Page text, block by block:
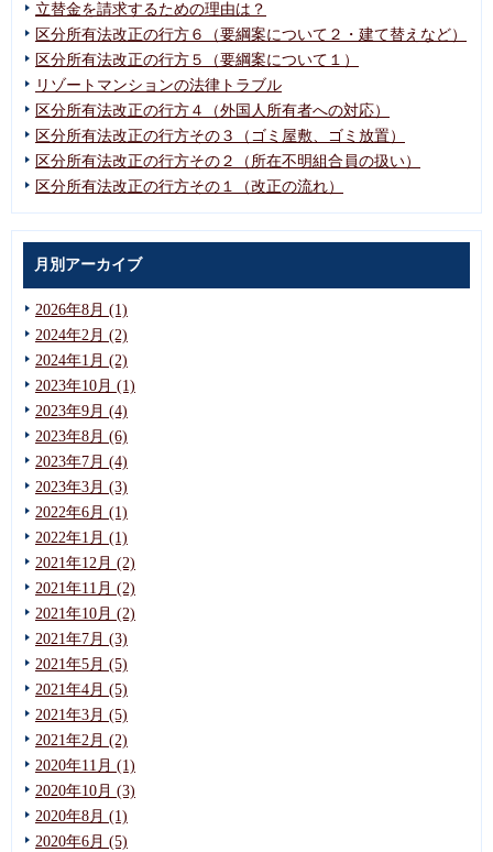
立替金を請求するための理由は？
区分所有法改正の行方６（要綱案について２・建て替えなど）
区分所有法改正の行方５（要綱案について１）
リゾートマンションの法律トラブル
区分所有法改正の行方４（外国人所有者への対応）
区分所有法改正の行方その３（ゴミ屋敷、ゴミ放置）
区分所有法改正の行方その２（所在不明組合員の扱い）
区分所有法改正の行方その１（改正の流れ）
月別アーカイブ
2026年8月 (1)
2024年2月 (2)
2024年1月 (2)
2023年10月 (1)
2023年9月 (4)
2023年8月 (6)
2023年7月 (4)
2023年3月 (3)
2022年6月 (1)
2022年1月 (1)
2021年12月 (2)
2021年11月 (2)
2021年10月 (2)
2021年7月 (3)
2021年5月 (5)
2021年4月 (5)
2021年3月 (5)
2021年2月 (2)
2020年11月 (1)
2020年10月 (3)
2020年8月 (1)
2020年6月 (5)